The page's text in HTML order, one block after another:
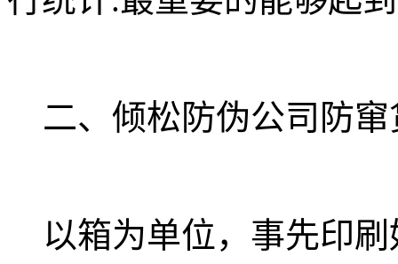
二、倾松防伪公司防窜
以箱为单位，事先印刷